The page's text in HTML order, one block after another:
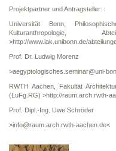
Projektpartner und Antragsteller:
Universität Bonn,
Kulturanthropologie,
>http://www.iak.unibonn.de/
Prof. Dr. Ludwig Morenz
>aegyptologisches.seminar@uni-
RWTH Aachen, Fakultät
(LuFg.RG) >http://raum.arch.rwth-
Prof. Dipl.-Ing. Uwe Schröder
>info@raum.arch.rwth-aachen.de<